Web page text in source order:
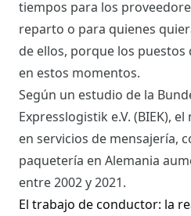
tiempos para los
reparto o para quienes
de ellos, porque los
en estos momentos.
Según un estudio de la
Expresslogistik e.V. (BIEK),
en servicios de mensajería,
paquetería en Alemania
entre 2002 y 2021.
El trabajo de conductor: la